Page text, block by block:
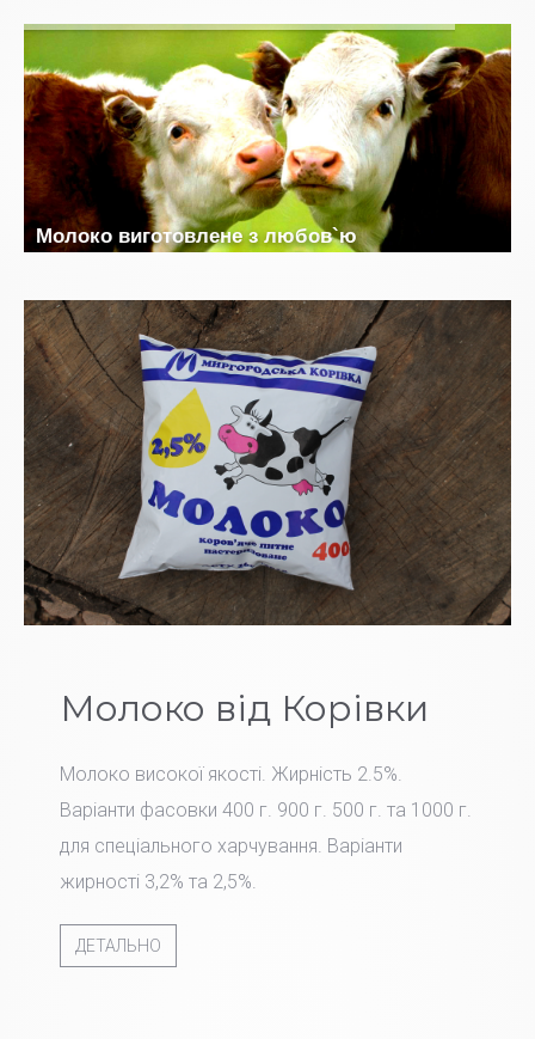
Молоко виготовлене з любов`ю
Молоко від Корівки
Молоко високої якості. Жирність 2.5%.
Варіанти фасовки 400 г. 900 г. 500 г. та 1000 г.
для спеціального харчування. Варіанти
жирності 3,2% та 2,5%.
ДЕТАЛЬНО